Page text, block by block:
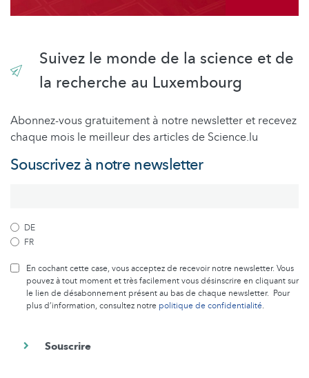
Suivez le monde de la science et de
la recherche au Luxembourg
Abonnez-vous gratuitement à notre newsletter et recevez
chaque mois le meilleur des articles de Science.lu
Souscrivez à notre newsletter
DE
FR
En cochant cette case, vous acceptez de recevoir notre newsletter. Vous
pouvez à tout moment et très facilement vous désinscrire en cliquant sur
le lien de désabonnement présent au bas de chaque newsletter. Pour
plus d’information, consultez notre politique de confidentialité.